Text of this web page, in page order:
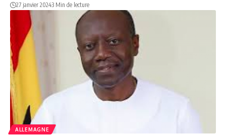
27 janvier 20243 Min de lecture
ALLEMAGNE